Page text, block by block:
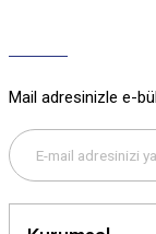
Bu ürüne
Mail adresinizle e-